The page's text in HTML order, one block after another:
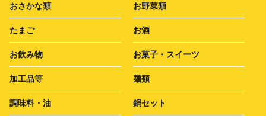
おさかな類 お野菜類
たまご お酒
お飲み物 お菓子・スイーツ
加工品等 麺類
調味料・油 鍋セット